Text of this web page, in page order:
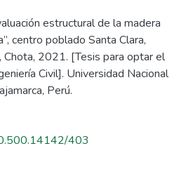
estructural de la madera
centro poblado Santa Clara,
Chota, 2021. [Tesis para optar el
Civil]. Universidad Nacional
Perú.
403